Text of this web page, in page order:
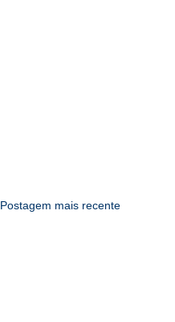
Postagem mais recente